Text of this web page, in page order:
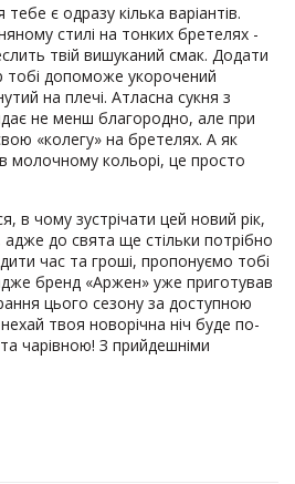
тебе є одразу кілька варіантів.
стилі на тонких бретелях -
твій вишуканий смак. Додати
тобі допоможе укорочений
на плечі. Атласна сукня з
не менш благородно, але при
«колегу» на бретелях. А як
молочному кольорі, це просто
в чому зустрічати цей новий рік,
адже до свята ще стільки потрібно
час та гроші, пропонуємо тобі
бренд «Аржен» уже приготував
цього сезону за доступною
твоя новорічна ніч буде по-
чарівною! З прийдешніми